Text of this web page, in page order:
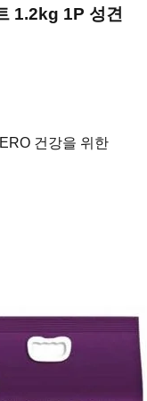
1.2kg 1P 성견
건강을 위한